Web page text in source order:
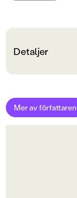
Detaljer
ORIGINALTITEL
Mer av författaren